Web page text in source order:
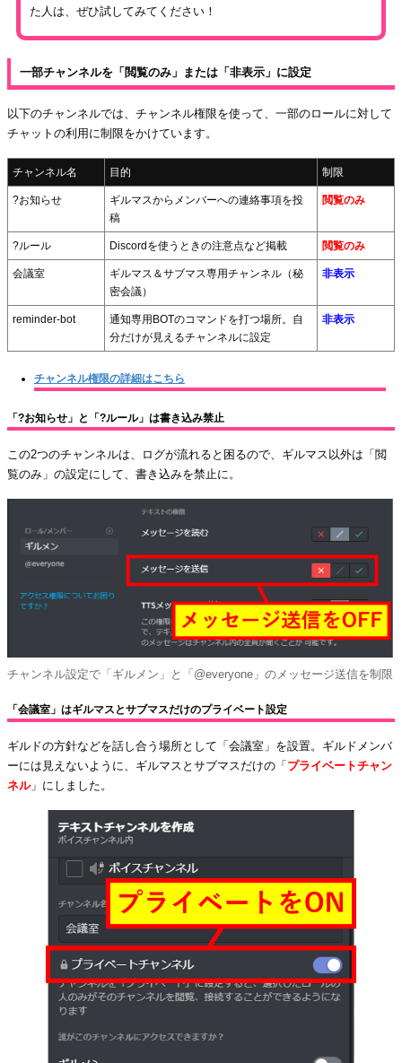
た人は、ぜひ試してみてください！
一部チャンネルを「閲覧のみ」または「非表示」に設定
以下のチャンネルでは、チャンネル権限を使って、一部のロールに対して
チャットの利用に制限をかけています。
チャンネル名 目的 制限
?お知らせ
ギルマスからメンバーへの連絡事項を投
稿
閲覧のみ
?ルール Discordを使うときの注意点など掲載 閲覧のみ
会議室
ギルマス＆サブマス専用チャンネル（秘
密会議）
非表示
reminder-bot
通知専用BOTのコマンドを打つ場所。自
分だけが見えるチャンネルに設定
非表示
チャンネル権限の詳細はこちら
「?お知らせ」と「?ルール」は書き込み禁止
この2つのチャンネルは、ログが流れると困るので、ギルマス以外は「閲
覧のみ」の設定にして、書き込みを禁止に。
チャンネル設定で「ギルメン」と「@everyone」のメッセージ送信を制限
「会議室」はギルマスとサブマスだけのプライベート設定
ギルドの方針などを話し合う場所として「会議室」を設置。ギルドメンバ
ーには見えないように、ギルマスとサブマスだけの「 プライベートチャン
ネル」にしました。